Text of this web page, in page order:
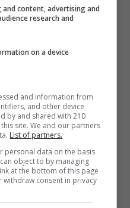
content, advertising and
research and
on a device
and information from
and other device
by and shared with 210
site. We and our partners
List of partners.
personal data on the basis
object to by managing
at the bottom of this page
withdraw consent in privacy